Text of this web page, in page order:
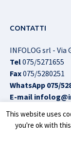
CONTATTI
INFOLOG srl - Via
Tel075/5271655
Fax075/5280251
WhatsApp 075/
E-mail
Infolog srl © All
This website uses
you're ok with